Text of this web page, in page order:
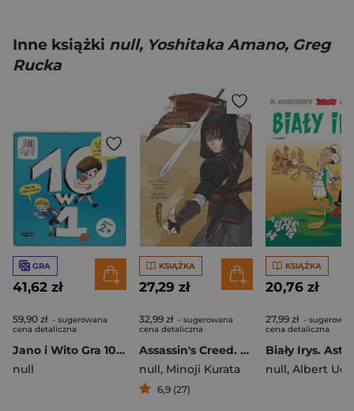
Inne książki null, Yoshitaka Amano, Greg
Rucka
GRA
41,62 zł
59,90 zł - sugerowana
cena detaliczna
Jano i Wito Gra 10 w 1
null
KSIĄŻKA
27,29 zł
32,99 zł - sugerowana
cena detaliczna
Assassin's Creed. Miecz Shao Jun. Chiny. Tom 4
null, Minoji Kurata
6,9 (27)
KSIĄŻKA
20,76 zł
27,99 zł -
cena detaliczna
null, Albert